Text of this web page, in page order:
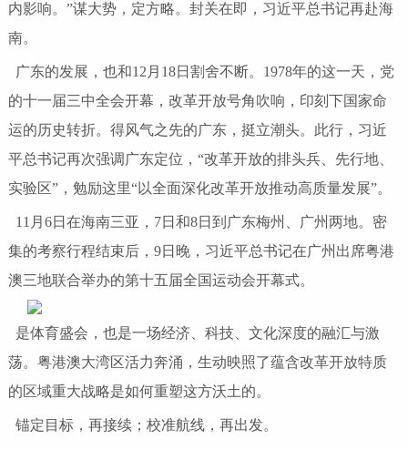
内影响。”谋大势，定方略。封关在即，习近平总书记再赴海
南。
广东的发展，也和12月18日割舍不断。1978年的这一天，党
的十一届三中全会开幕，改革开放号角吹响，印刻下国家命
运的历史转折。得风气之先的广东，挺立潮头。此行，习近
平总书记再次强调广东定位，“改革开放的排头兵、先行地、
实验区”，勉励这里“以全面深化改革开放推动高质量发展”。
11月6日在海南三亚，7日和8日到广东梅州、广州两地。密
集的考察行程结束后，9日晚，习近平总书记在广州出席粤港
澳三地联合举办的第十五届全国运动会开幕式。
是体育盛会，也是一场经济、科技、文化深度的融汇与激
荡。粤港澳大湾区活力奔涌，生动映照了蕴含改革开放特质
的区域重大战略是如何重塑这方沃土的。
锚定目标，再接续；校准航线，再出发。